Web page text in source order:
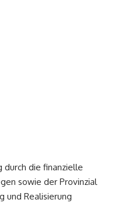
durch die finanzielle
sowie der Provinzial
und Realisierung